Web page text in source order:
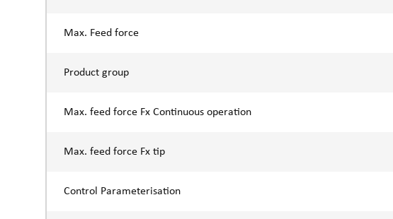
Max. Feed force
Product group
Max. feed force Fx Continuous operation
Max. feed force Fx tip
Control Parameterisation